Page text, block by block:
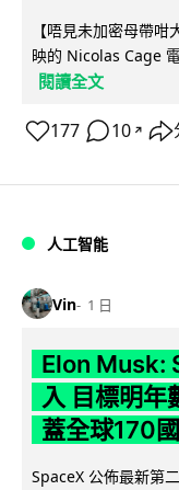
【唔見未加密母帶
映的 Nicolas Cage
閱讀全文
177 10 ↗
人工智能
Vin 1 日
Elon Musk:
入 目標明
蓋全球170國
SpaceX 公佈最新第